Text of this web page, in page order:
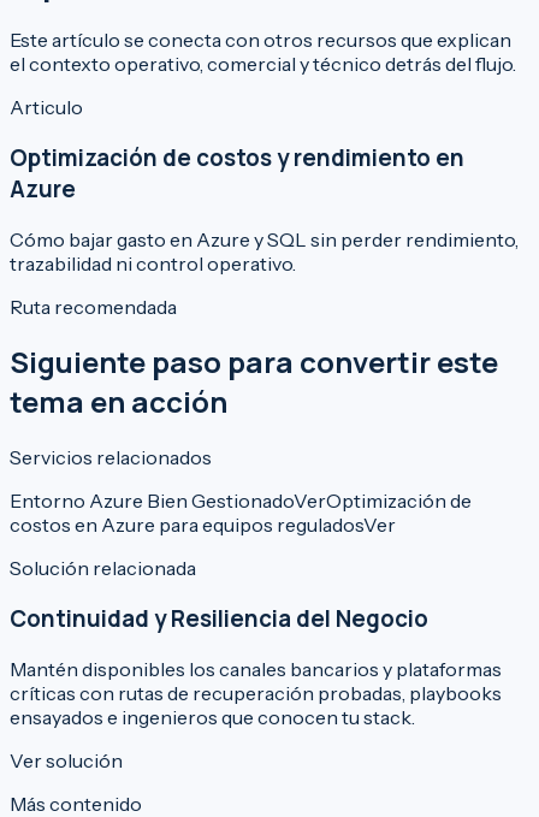
Este artículo se conecta con otros recursos que explican
el contexto operativo, comercial y técnico detrás del flujo.
Articulo
Optimización de costos y rendimiento en
Azure
Cómo bajar gasto en Azure y SQL sin perder rendimiento,
trazabilidad ni control operativo.
Ruta recomendada
Siguiente paso para convertir este
tema en acción
Servicios relacionados
Entorno Azure Bien GestionadoVerOptimización de
costos en Azure para equipos reguladosVer
Solución relacionada
Continuidad y Resiliencia del Negocio
Mantén disponibles los canales bancarios y plataformas
críticas con rutas de recuperación probadas, playbooks
ensayados e ingenieros que conocen tu stack.
Ver solución
Más contenido